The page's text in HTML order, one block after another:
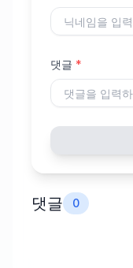
댓글 *
댓글 0